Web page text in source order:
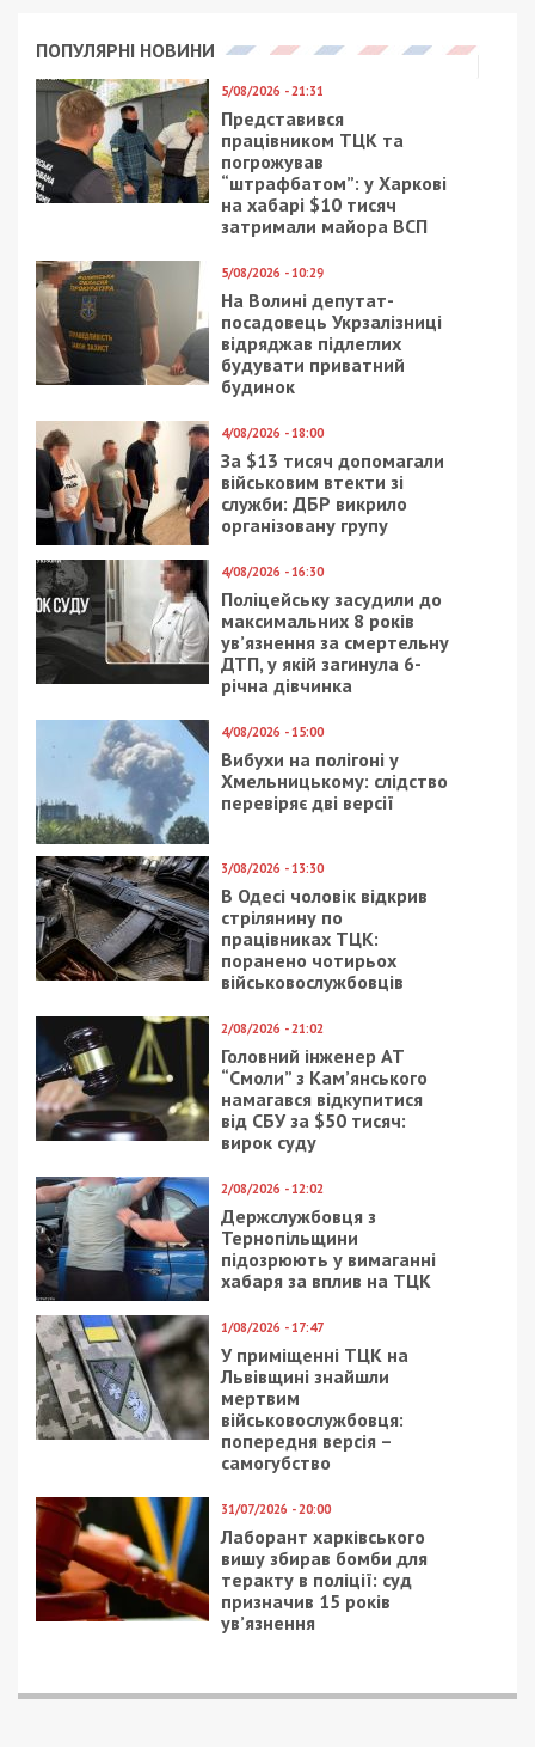
можуть направляти осіб, які звертаються для
встановлення інвалідності, для проведення
медико-соціального експертного обстеження до
клініки Українського державного науково-
дослідного інституту медико-соціальних
проблем інвалідності (м. Дніпропетровськ) та
Науково-дослідного інституту реабілітації
інвалідів (м. Вінниця).
Після обстеження зазначені науково-дослідні
установи складають консультативні висновки, які
для комісії мають рекомендаційний характер.
Крім того, рішення комісій усіх рівнів можна
оскаржити в суді в установленому
законодавством порядку.
МОЗ нагадує, якщо під час проходження
медико-соціальної експертної комісії порушують
ваші права, зокрема у вас вимагають гроші за
проходження МСЕК, звертайтеся телефоном
доконтакт-центру МОЗ: 0 800 60 20 19.
Facebook
Telegram
Twitter
WhatsApp
ViberEmail
Категории:Суспільство| Метки:війна з
росією,лікарі,медицина
Рекламні блоки дають нам змогу
залишатися незалежними ЗМІ, а вам -
отримувати найсвіжіші новини під ними.
Приєднуйтесь також до 49000 в Google News. Слідкуйте
за останніми новинами!
Приєднатися
Читайте також
Пенсіонерка з Дніпра пече смаколики для
ЗСУ
Следующая статья:
У Дніпрі показали, який вигляд мали
центральні квартали півстоліття тому:
фото